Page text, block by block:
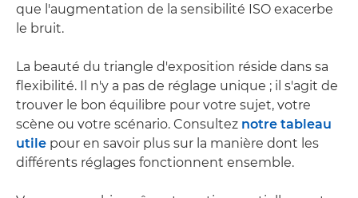
que l'augmentation de la sensibilité ISO exacerbe
le bruit.
La beauté du triangle d'exposition réside dans sa
flexibilité. Il n'y a pas de réglage unique ; il s'agit de
trouver le bon équilibre pour votre sujet, votre
scène ou votre scénario. Consultez notre tableau
utile pour en savoir plus sur la manière dont les
différents réglages fonctionnent ensemble.